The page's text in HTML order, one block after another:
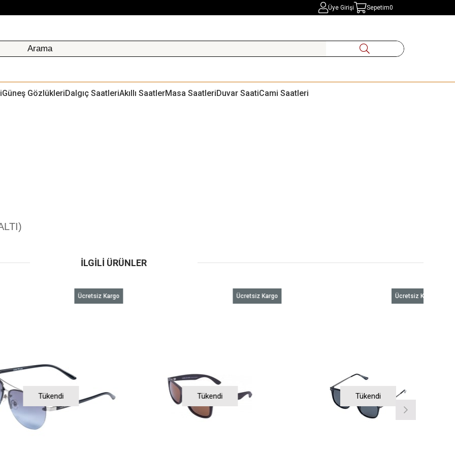
Üye Girişi Sepetim0
Güneş GözlükleriDalgıç SaatleriAkıllı SaatlerMasa SaatleriDuvar SaatiCami Saatleri
İLGILI ÜRÜNLER
Tükendi
Ücretsiz Kargo
Tükendi
Ücretsiz Kargo
Tükendi
Ücretsiz Kargo